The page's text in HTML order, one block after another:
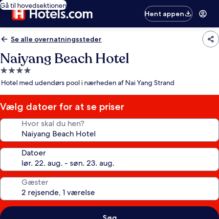
Gå til hovedsektionen
Hent appen
Se alle overnatningssteder
Naiyang Beach Hotel
4.0-
stjernet
Hotel med udendørs pool i nærheden af Nai Yang Strand
Vælg datoer for at se priser
Hvor skal du hen?
Datoer
Gæster